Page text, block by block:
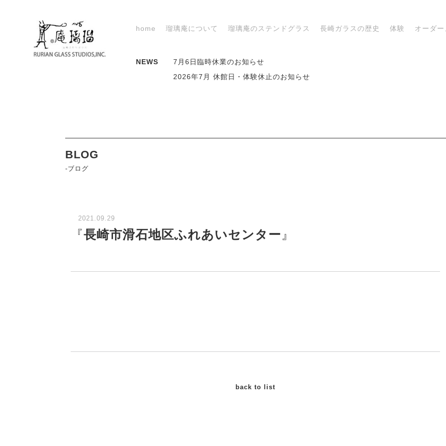
home 瑠璃庵について 瑠璃庵のステンドグラス 長崎ガラスの歴史 体験 オーダー
NEWS
7月6日臨時休業のお知らせ
2026年7月 休館日・体験休止のお知らせ
BLOG
-ブログ
2021.09.29
『長崎市滑石地区ふれあいセンター 』
back to list